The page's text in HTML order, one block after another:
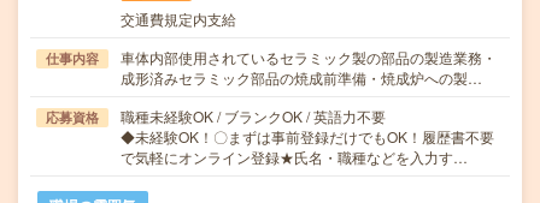
交通費規定内支給
仕事内容
車体内部使用されているセラミック製の部品の製造業務・
成形済みセラミック部品の焼成前準備・焼成炉への製…
応募資格
職種未経験OK / ブランクOK / 英語力不要
◆未経験OK！〇まずは事前登録だけでもOK！履歴書不要
で気軽にオンライン登録★氏名・職種などを入力す…